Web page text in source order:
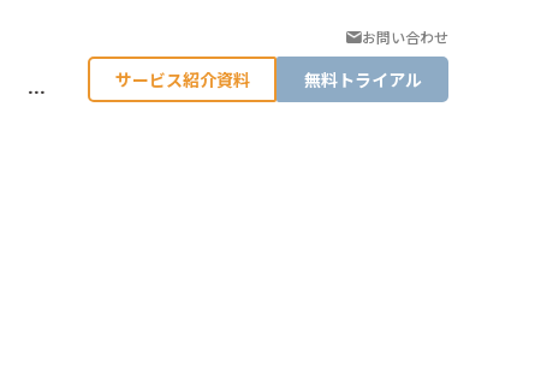
…
お問い合わせ
サービス紹介資料 無料トライアル